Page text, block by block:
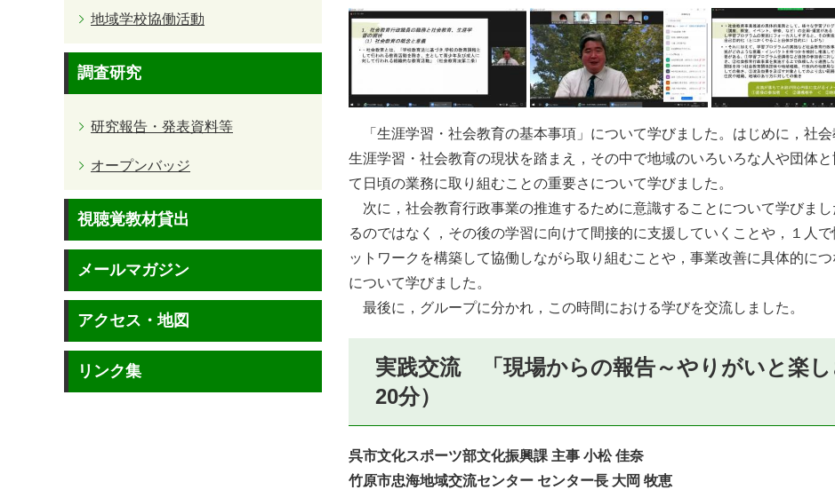
「生涯学習・社会教育の基本事項」について学びました。はじめに，社
生涯学習・社会教育の現状を踏まえ，その中で地域のいろいろな人や団体
て日頃の業務に取り組むことの重要さについて学びました。
次に，社会教育行政事業の推進するために意識することについて学びま
るのではなく，その後の学習に向けて間接的に支援していくことや，１人
ットワークを構築して協働しながら取り組むことや，事業改善に具体的に
について学びました。
最後に，グループに分かれ，この時間における学びを交流しました。
実践交流 「現場からの報告～やりがいと楽
20分）
呉市文化スポーツ部文化振興課 主事 小松 佳奈
竹原市忠海地域交流センター センター長 大岡 牧恵
地域学校協働活動
調査研究
研究報告・発表資料等
オープンバッジ
視聴覚教材貸出
メールマガジン
アクセス・地図
リンク集